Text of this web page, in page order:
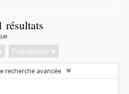
résultats
Propagande
recherche avancée